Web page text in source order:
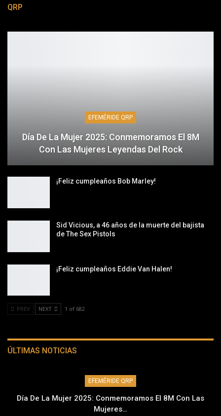
QRP
EFEMÉRIDE QRP
Día De La Mujer 2025: Conmemoramos El 8M
Con Las Mujeres Leyendas Del Rock
¡Feliz cumpleaños Bob Marley!
Sid Vicious, a 46 años de la muerte del bajista
de The Sex Pistols
¡Feliz cumpleaños Eddie Van Halen!
PREV NEXT 1 of 682
ÚLTIMAS NOTICIAS
EFEMÉRIDE QRP
Día De La Mujer 2025: Conmemoramos El 8M Con Las
Mujeres…